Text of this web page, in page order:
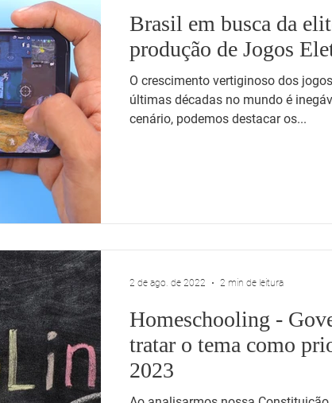
Brasil em busca da
produção de Jogos
O crescimento vertiginoso dos
últimas décadas no mundo é
cenário, podemos destacar os...
Homeschooling -
tratar o tema como
2023
2 de ago. de 2022 2 min de leitura